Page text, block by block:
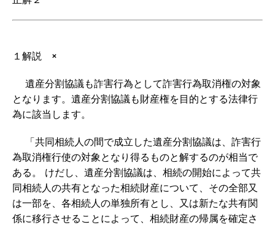
１解説 ×
遺産分割協議も詐害行為として詐害行為取消権の対象
となります。遺産分割協議も財産権を目的とする法律行
為に該当します。
「共同相続人の間で成立した遺産分割協議は、詐害行
為取消権行使の対象となり得るものと解するのが相当で
ある。 けだし、遺産分割協議は、相続の開始によって共
同相続人の共有となった相続財産について、その全部又
は一部を、各相続人の単独所有とし、又は新たな共有関
係に移行させることによって、相続財産の帰属を確定さ